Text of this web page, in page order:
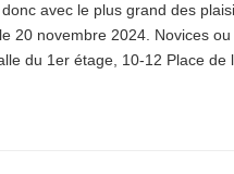
avec le plus grand des
20 novembre 2024. Novices
du 1er étage, 10-12 Place de